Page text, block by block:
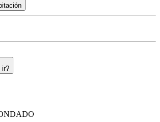
ir?